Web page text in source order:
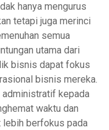
hanya mengurus
tetapi juga merinci
semua
utama dari
bisnis dapat fokus
bisnis mereka.
administratif kepada
waktu dan
lebih berfokus pada